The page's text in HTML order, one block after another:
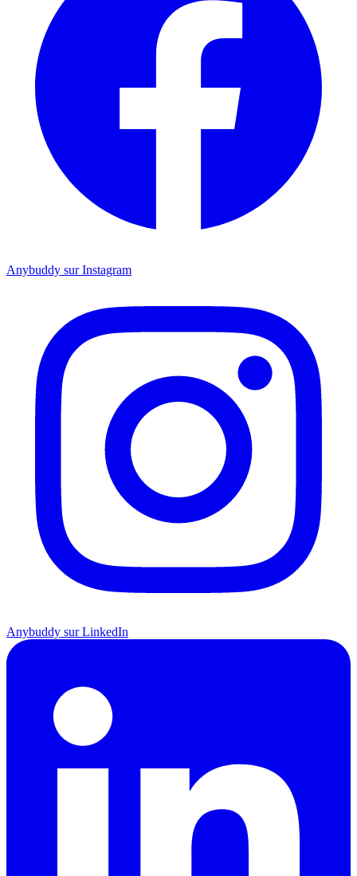
Anybuddy sur Instagram
Anybuddy sur LinkedIn